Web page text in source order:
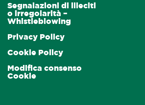
Segnalazioni di illeciti
o irregolarità –
Whistleblowing
Privacy Policy
Cookie Policy
Modifica consenso
Cookie